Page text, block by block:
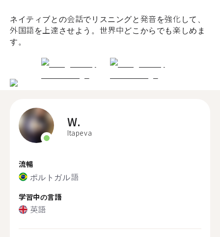
ネイティブとの会話でリスニングと発音を強化して、
外国語を上達させよう。世界中どこからでも楽しめま
す。
W.
Itapeva
流暢
ポルトガル語
学習中の言語
英語